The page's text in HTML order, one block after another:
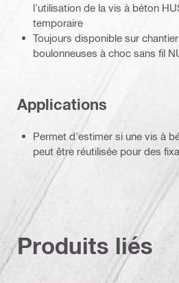
l'utilisation de la vis à béton
temporaire
Toujours disponible sur
boulonneuses à choc sans fil
Applications
Permet d'estimer si une vis à
peut être réutilisée pour des
Produits liés